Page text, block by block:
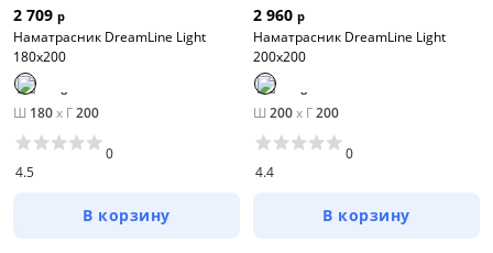
2 709 р
Наматрасник DreamLine Light
180х200
Ш 180x Г200
4.5
0
В корзину
2 960 р
Наматрасник DreamLine Light
200х200
Ш 200x Г200
4.4
0
В корзину